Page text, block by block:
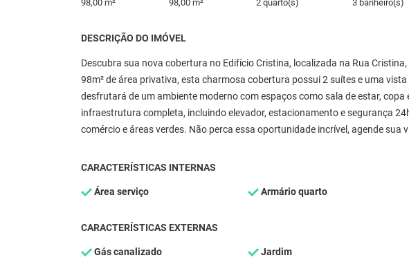
98,00 m² 98,00 m² 2 quarto(s) 3 banheiro(s)
DESCRIÇÃO DO IMÓVEL
Descubra sua nova cobertura no Edifício Cristina, localizada na Rua
98m² de área privativa, esta charmosa cobertura possui 2 suítes e uma
desfrutará de um ambiente moderno com espaços como sala de estar,
infraestrutura completa, incluindo elevador, estacionamento e segurança
comércio e áreas verdes. Não perca essa oportunidade incrível, agende sua
CARACTERÍSTICAS INTERNAS
Área serviço Armário quarto
CARACTERÍSTICAS EXTERNAS
Gás canalizado Jardim